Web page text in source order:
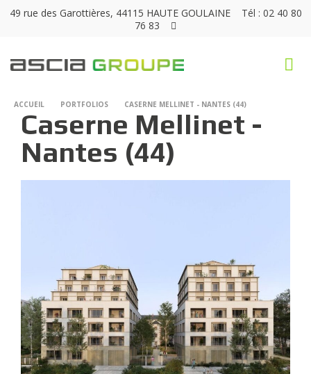
49 rue des Garottières, 44115 HAUTE GOULAINE
Tél : 02 40 80
76 83
ACCUEIL PORTFOLIOS CASERNE MELLINET - NANTES (44)
Caserne Mellinet -
Nantes (44)